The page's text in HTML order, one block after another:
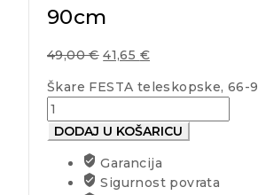
90cm
49,00€ 41,65 €
Škare FESTA teleskopske, 66-
DODAJ U KOŠARICU
Garancija
Sigurnost povrata